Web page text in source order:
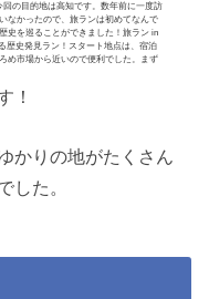
の目的地は高知です。数年前に一度訪
なかったので、旅ランは初めてなんで
史を巡ることができました！旅ラン in
歴史発見ラン！スタート地点は、宿泊
め市場から近いので便利でした。まず
をメイン...
！
かりの地がたくさん
した。